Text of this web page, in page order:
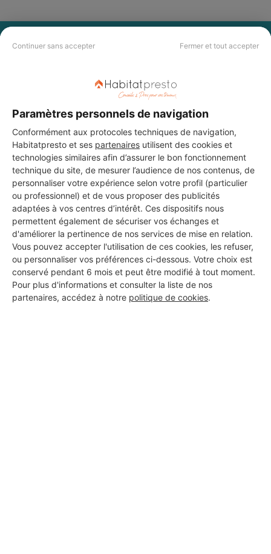
Continuer sans accepter Fermer et tout accepter
Paramètres personnels de navigation
Conformément aux protocoles techniques de navigation,
Habitatpresto et ses partenaires utilisent des cookies et
technologies similaires afin d’assurer le bon fonctionnement
technique du site, de mesurer l’audience de nos contenus, de
personnaliser votre expérience selon votre profil (particulier
ou professionnel) et de vous proposer des publicités
adaptées à vos centres d’intérêt. Ces dispositifs nous
permettent également de sécuriser vos échanges et
d'améliorer la pertinence de nos services de mise en relation.
Vous pouvez accepter l'utilisation de ces cookies, les refuser,
ou personnaliser vos préférences ci-dessous. Votre choix est
conservé pendant 6 mois et peut être modifié à tout moment.
Pour plus d'informations et consulter la liste de nos
partenaires, accédez à notre politique de cookies.
PAS LE TEMPS DE
Vous souhaitez réaliser des travaux et ne savez quel professionnel
choisir ? Demandez des devis travauxauprès de notre réseau de 5 000
DEMANDER UN DEVIS